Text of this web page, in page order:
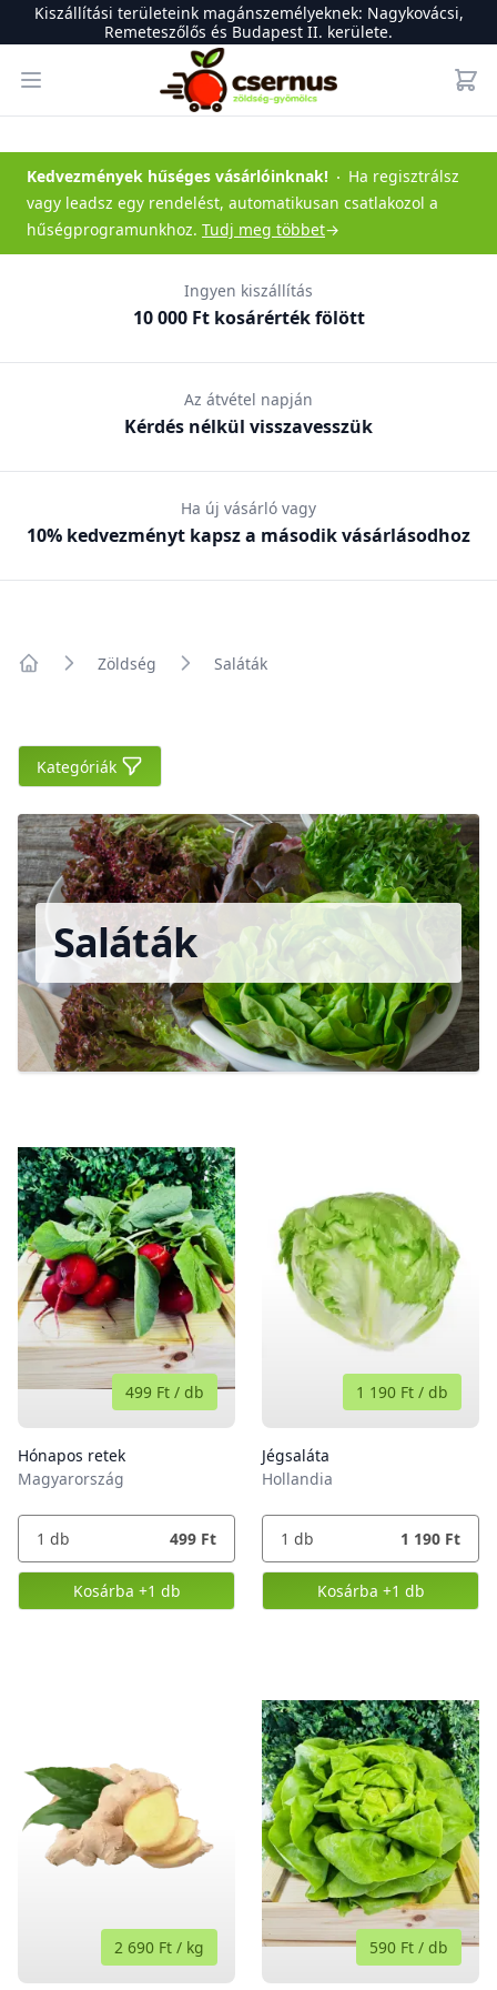
Kiszállítási területeink magánszemélyeknek: Nagykovácsi,
Remeteszőlős és Budapest II. kerülete.
Open menu
Csernus Zöldség-gyümölcs
Kedvezmények hűséges vásárlóinknak!
Ha regisztrálsz
vagy leadsz egy rendelést, automatikusan csatlakozol a
hűségprogramunkhoz. Tudj meg többet→
Ingyen kiszállítás
10 000 Ft kosárérték fölött
Az átvétel napján
Kérdés nélkül visszavesszük
Ha új vásárló vagy
10% kedvezményt kapsz a második vásárlásodhoz
Zöldség Saláták
Kategóriák
Kategóriák
Saláták
Hónapos retek
Magyarország
499 Ft / db
1 db 499 Ft
Kosárba +1 db
, Hónapos retek
Jégsaláta
Hollandia
1 190 Ft / db
1 db 1 190 Ft
Kosárba +1 db
, Jégsaláta
2 690 Ft / kg 590 Ft / db